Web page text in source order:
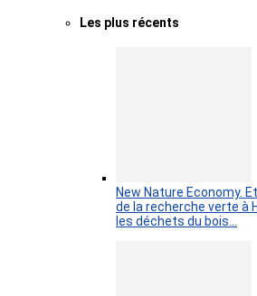
Les plus récents
New Nature Economy.
de la recherche verte à
les déchets du bois…